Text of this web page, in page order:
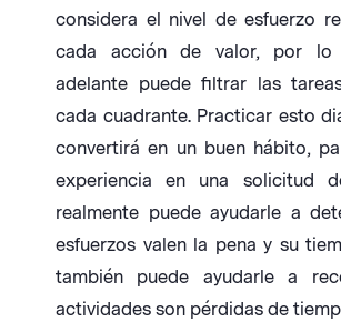
considera el nivel de esfuerzo
cada acción de valor, por lo
adelante puede filtrar las
cada cuadrante. Practicar esto
convertirá en un buen hábito,
experiencia en una solicitud
realmente puede ayudarle a
esfuerzos valen la pena y su
también puede ayudarle a
actividades son pérdidas de